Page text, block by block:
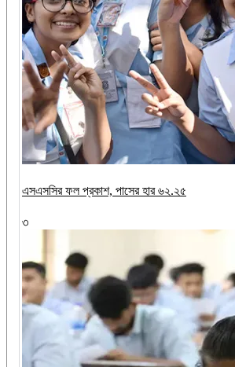
এসএসসির ফল প্রকাশ, পাসের হার ৬২.২৫
৩